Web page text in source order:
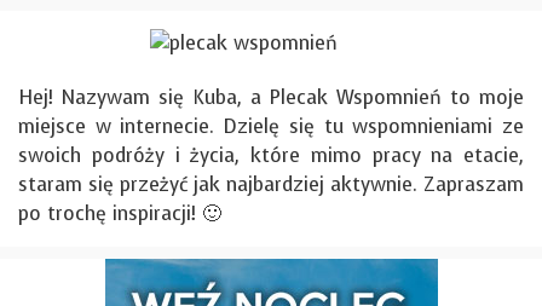
Hej! Nazywam się Kuba, a Plecak Wspomnień to moje
miejsce w internecie. Dzielę się tu wspomnieniami ze
swoich podróży i życia, które mimo pracy na etacie,
staram się przeżyć jak najbardziej aktywnie. Zapraszam
po trochę inspiracji! 🙂